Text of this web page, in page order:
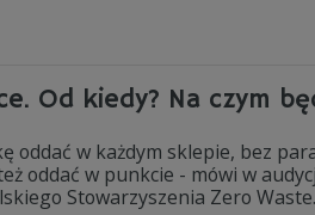
Od kiedy? Na czym
oddać w każdym sklepie, bez
oddać w punkcie - mówi w
Stowarzyszenia Zero Waste.